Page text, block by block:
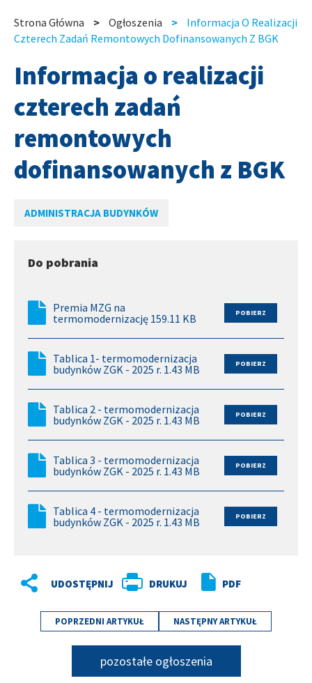
Ścieżka
nawigacyjna
Strona Główna Ogłoszenia
Informacja O Realizacji
Czterech Zadań Remontowych Dofinansowanych Z BGK
Informacja o realizacji
czterech zadań
remontowych
dofinansowanych z BGK
ADMINISTRACJA BUDYNKÓW
Do pobrania
Premia MZG na
termomodernizację 159.11 KB
Tablica 1- termomodernizacja
budynków ZGK - 2025 r. 1.43 MB
Tablica 2 - termomodernizacja
budynków ZGK - 2025 r. 1.43 MB
Tablica 3 - termomodernizacja
budynków ZGK - 2025 r. 1.43 MB
Tablica 4 - termomodernizacja
budynków ZGK - 2025 r. 1.43 MB
DRUKUJ PDF
POPRZEDNI ARTYKUŁ NASTĘPNY ARTYKUŁ
pozostałe ogłoszenia